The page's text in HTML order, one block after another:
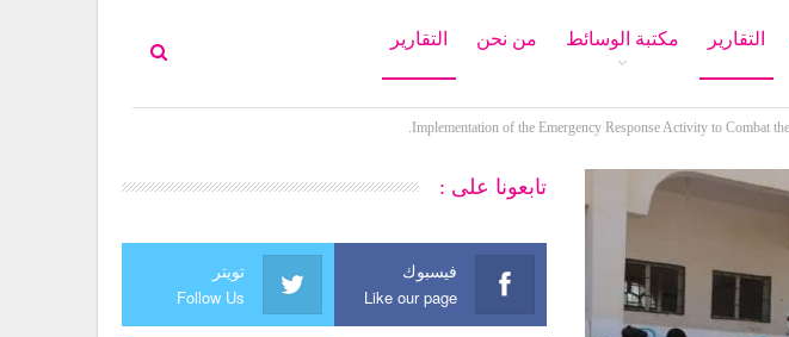
التقارير مكتبة الوسائط من نحن التقارير
تابعونا على :
فيسبوك
Like our page
تويتر
Follow Us